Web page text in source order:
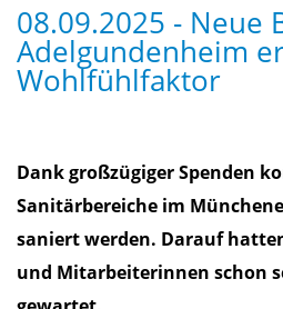
08.09.2025 - Neue
Adelgundenheim
Wohlfühlfaktor
Dank großzügiger Spenden
Sanitärbereiche im
saniert werden. Darauf
und Mitarbeiterinnen schon